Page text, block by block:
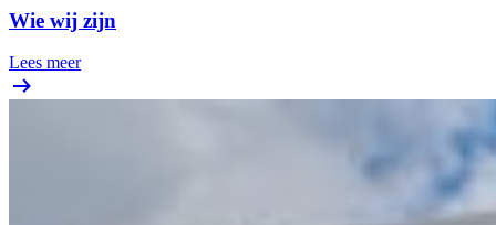
Wie wij zijn
Lees meer